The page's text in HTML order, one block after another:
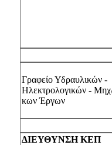
Γραφείο Υδραυλικών -
Ηλεκτρολογικών -
κων Έργων
ΔΙΕΥΘΥΝΣΗ ΚΕΠ